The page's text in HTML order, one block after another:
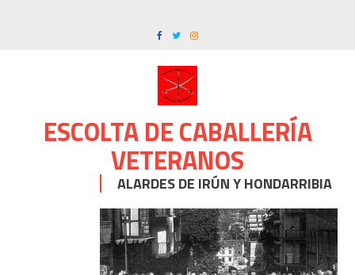
ESCOLTA DE CABALLERÍA
VETERANOS
ALARDES DE IRÚN Y HONDARRIBIA